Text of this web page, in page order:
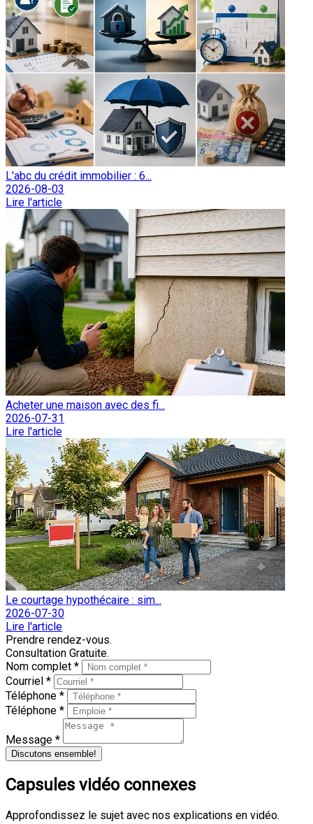
L'abc du crédit immobilier : 6...
2026-08-03
Lire l'article
Acheter une maison avec des fi...
2026-07-31
Lire l'article
Le courtage hypothécaire : sim...
2026-07-30
Lire l'article
Prendre rendez-vous.
Consultation Gratuite.
Nom complet *
Courriel *
Téléphone *
Téléphone *
Message *
Discutons ensemble!
Capsules vidéo connexes
Approfondissez le sujet avec nos explications en vidéo.